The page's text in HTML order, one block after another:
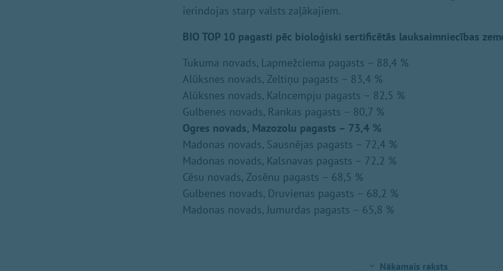
ierindojas starp valsts zaļākajiem.
BIO TOP 10 pagasti pēc bioloģiski sertificētās lauksaimniecības
Tukuma novads, Lapmežciema pagasts – 88,4 %
Alūksnes novads, Zeltiņu pagasts – 83,4 %
Alūksnes novads, Kalncempju pagasts – 82,5 %
Gulbenes novads, Rankas pagasts – 80,7 %
Ogres novads, Mazozolu pagasts – 73,4 %
Madonas novads, Sausnējas pagasts – 72,4 %
Madonas novads, Kalsnavas pagasts – 72,2 %
Cēsu novads, Zosēnu pagasts – 68,5 %
Gulbenes novads, Druvienas pagasts – 68,2 %
Madonas novads, Jumurdas pagasts – 65,8 %
Nākamais raksts